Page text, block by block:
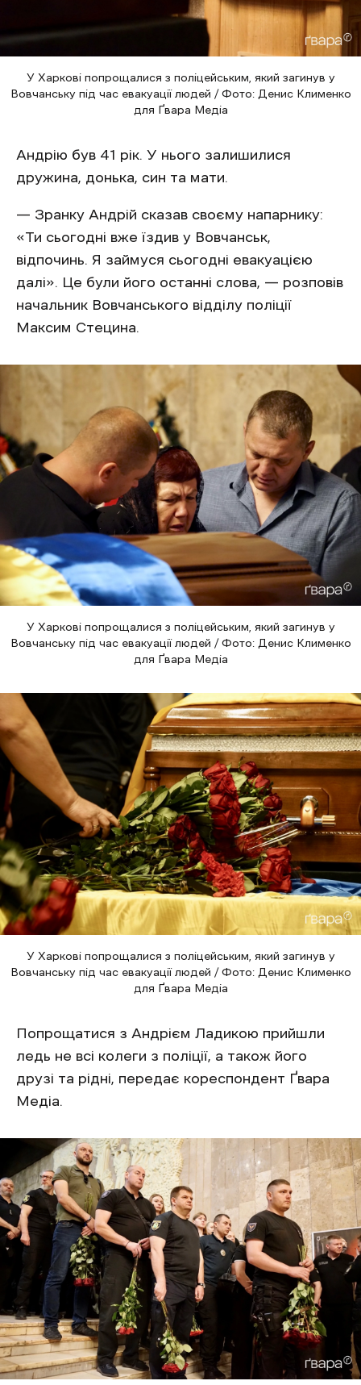
У Харкові попрощалися з поліцейським, який загинув у
Вовчанську під час евакуації людей / Фото: Денис Клименко
для Ґвара Медіа
Андрію був 41 рік. У нього залишилися
дружина, донька, син та мати.
— Зранку Андрій сказав своєму напарнику:
«Ти сьогодні вже їздив у Вовчанськ,
відпочинь. Я займуся сьогодні евакуацією
далі». Це були його останні слова, — розповів
начальник Вовчанського відділу поліції
Максим Стецина.
У Харкові попрощалися з поліцейським, який загинув у
Вовчанську під час евакуації людей / Фото: Денис Клименко
для Ґвара Медіа
У Харкові попрощалися з поліцейським, який загинув у
Вовчанську під час евакуації людей / Фото: Денис Клименко
для Ґвара Медіа
Попрощатися з Андрієм Ладикою прийшли
ледь не всі колеги з поліції, а також його
друзі та рідні, передає кореспондент Ґвара
Медіа.